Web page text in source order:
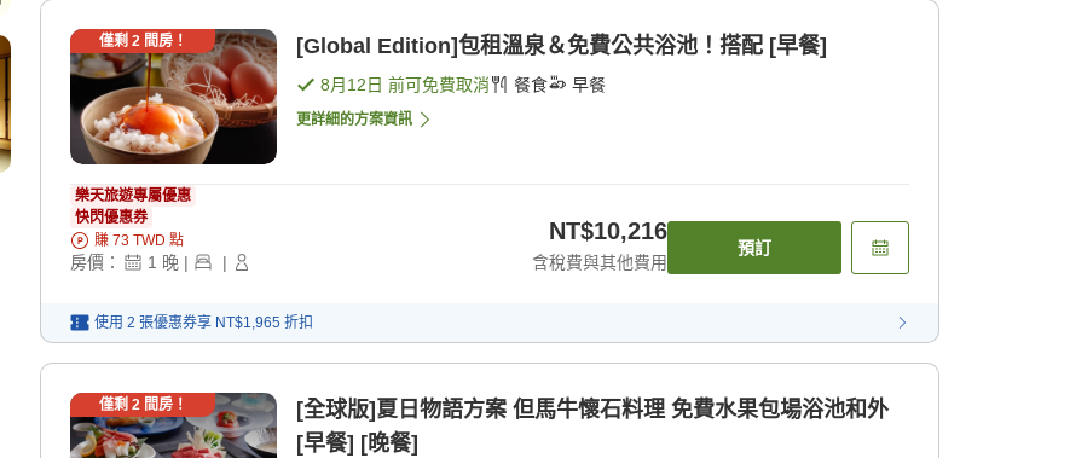
僅剩 2 間房！ [Global Edition]包租溫泉＆免費公共浴池！搭配 [早餐]
8月12日 前可免費取消 餐食 早餐
更詳細的方案資訊
樂天旅遊專屬優惠
快閃優惠券
賺 73 TWD 點
房價： 1 晚 | |
NT$10,216
含稅費與其他費用
預訂
使用 2 張優惠券享 NT$1,965 折扣
僅剩 2 間房！
[全球版]夏日物語方案 但馬牛懷石料理 免費水果包場浴池和外
[早餐] [晚餐]